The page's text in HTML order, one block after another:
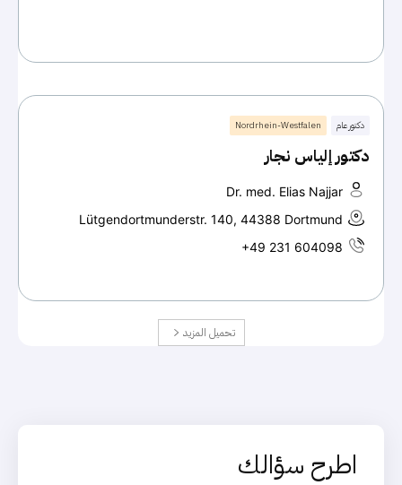
دكتور عام Nordrhein-Westfalen
دكتور إلياس نجار
Dr. med. Elias Najjar
Lütgendortmunderstr. 140, 44388 Dortmund
+49 231 604098
تحميل المزيد
اطرح سؤالك